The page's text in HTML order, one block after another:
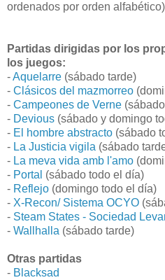
ordenados por orden
Partidas dirigidas por los
los juegos:
-Aquelarre (sábado tarde)
- Clásicos del mazmorreo
- Campeones de Verne
- Devious (sábado y domingo
- El hombre abstracto (sábado
- La Justicia vigila (sábado
- La meva vida amb l'amo
- Portal (sábado todo el día)
- Reflejo (domingo todo el día)
- X-Recon/ Sistema OCYO
- Steam States - Sociedad
- Wallhalla (sábado tarde)
Otras partidas
- Blacksad